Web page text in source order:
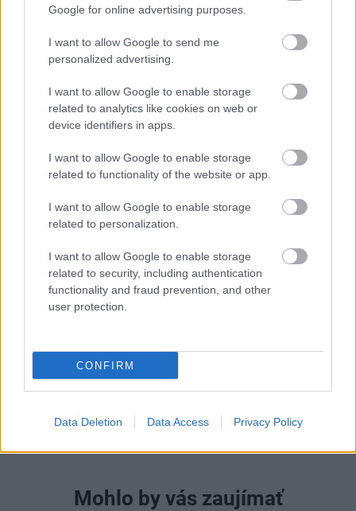
Google for online advertising purposes.
I want to allow Google to send me
personalized advertising.
I want to allow Google to enable storage
related to analytics like cookies on web or
device identifiers in apps.
I want to allow Google to enable storage
related to functionality of the website or app.
I want to allow Google to enable storage
related to personalization.
I want to allow Google to enable storage
related to security, including authentication
functionality and fraud prevention, and other
user protection.
CONFIRM
Data Deletion Data Access Privacy Policy
Najnovšie časopisy
Môj dom 07-08/2026
Mohlo by vás zaujímať